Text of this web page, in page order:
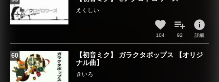
えくしい
104 92
info
詳細
【初音ミク】 ガラクタポップス 【オリジ
ナル曲】
きいろ